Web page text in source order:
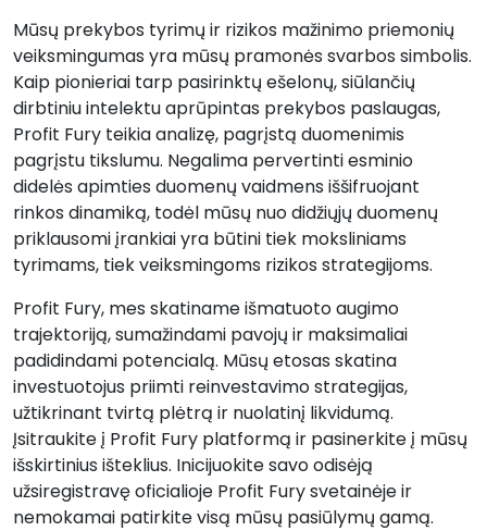
Mūsų prekybos tyrimų ir rizikos mažinimo priemonių
veiksmingumas yra mūsų pramonės svarbos simbolis.
Kaip pionieriai tarp pasirinktų ešelonų, siūlančių
dirbtiniu intelektu aprūpintas prekybos paslaugas,
Profit Fury teikia analizę, pagrįstą duomenimis
pagrįstu tikslumu. Negalima pervertinti esminio
didelės apimties duomenų vaidmens iššifruojant
rinkos dinamiką, todėl mūsų nuo didžiųjų duomenų
priklausomi įrankiai yra būtini tiek moksliniams
tyrimams, tiek veiksmingoms rizikos strategijoms.
Profit Fury, mes skatiname išmatuoto augimo
trajektoriją, sumažindami pavojų ir maksimaliai
padidindami potencialą. Mūsų etosas skatina
investuotojus priimti reinvestavimo strategijas,
užtikrinant tvirtą plėtrą ir nuolatinį likvidumą.
Įsitraukite į Profit Fury platformą ir pasinerkite į mūsų
išskirtinius išteklius. Inicijuokite savo odisėją
užsiregistravę oficialioje Profit Fury svetainėje ir
nemokamai patirkite visą mūsų pasiūlymų gamą.